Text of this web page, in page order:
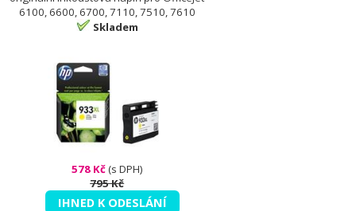
6100, 6600, 6700, 7110, 7510, 7610
Skladem
578 Kč(s DPH)
795 Kč
IHNED K ODESLÁNÍ